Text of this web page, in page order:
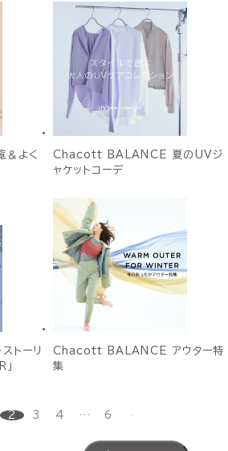
＆よく
Chacott BALANCE 夏のUVジ
ャケットコーデ
トーリ
Chacott BALANCE アウター特
集
2 3 4 … 6